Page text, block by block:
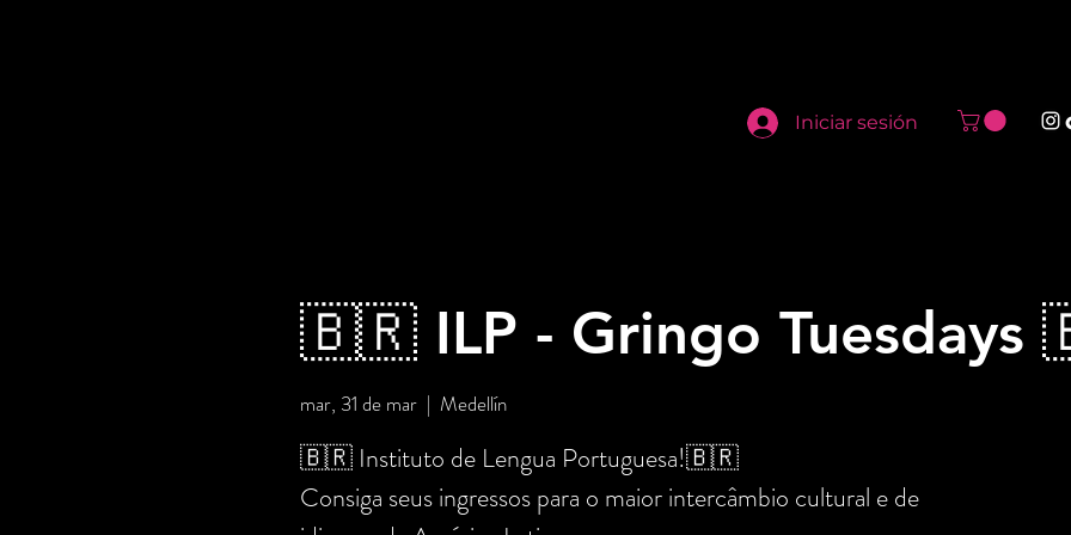
Iniciar sesión
🇧🇷 ILP - Gringo
mar, 31 de mar
  |
Medellín
🇧🇷 Instituto de Lengua Portuguesa!🇧🇷
Consiga seus ingressos para o maior intercâmbio cultural e de